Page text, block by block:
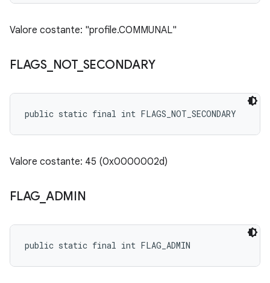
Valore costante: "profile.COMMUNAL"
FLAGS_ NOT_ SECONDARY
public static final int FLAGS_NOT_SECONDARY
Valore costante: 45 (0x0000002d)
FLAG ADMIN
public static final int FLAG_ADMIN